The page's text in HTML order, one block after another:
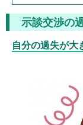
示談交渉の
自分の過失が大